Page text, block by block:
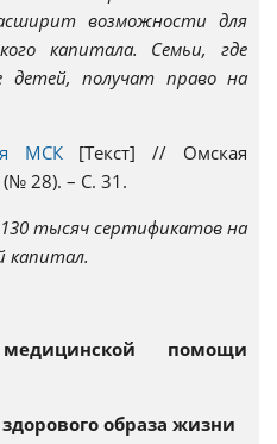
возможности для
капитала. Семьи, где
детей, получат право на
МСК[Текст] // Омская
28). – С. 31.
тысяч сертификатов на
капитал.
медицинской помощи
образа жизни